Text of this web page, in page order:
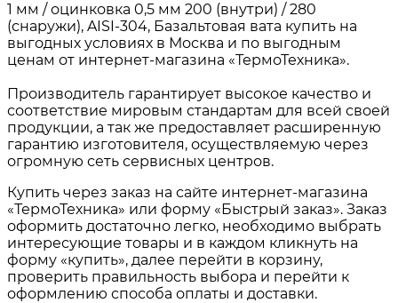
1 мм / оцинковка 0,5 мм 200 (внутри) / 280
(снаружи), AISI-304, Базальтовая вата купить на
выгодных условиях в Москва и по выгодным
ценам от интернет-магазина «ТермоТехника».
Производитель гарантирует высокое качество и
соответствие мировым стандартам для всей своей
продукции, а так же предоставляет расширенную
гарантию изготовителя, осуществляемую через
огромную сеть сервисных центров.
Купить через заказ на сайте интернет-магазина
«ТермоТехника» или форму «Быстрый заказ». Заказ
оформить достаточно легко, необходимо выбрать
интересующие товары и в каждом кликнуть на
форму «купить», далее перейти в корзину,
проверить правильность выбора и перейти к
оформлению способа оплаты и доставки.